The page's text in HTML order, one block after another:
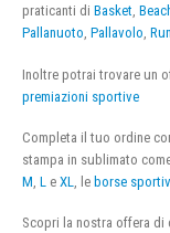
praticanti di Basket,
Pallanuoto, Pallavolo,
Inoltre potrai trovare un
premiazioni sportive
Completa il tuo ordine
stampa in sublimato
M L e XL , le borse
Scopri la nostra offera di